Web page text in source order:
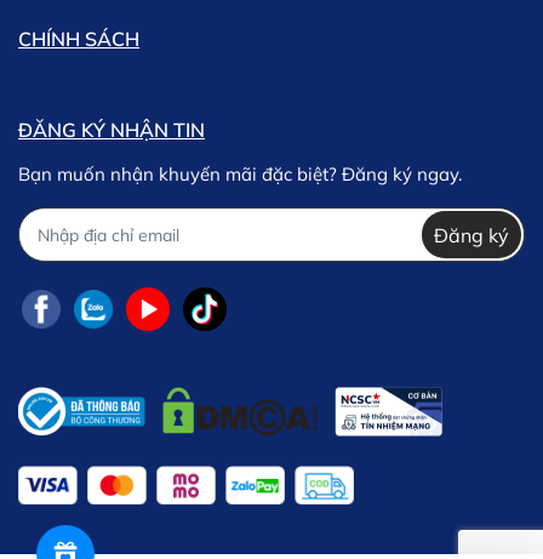
CHÍNH SÁCH
ĐĂNG KÝ NHẬN TIN
Bạn muốn nhận khuyến mãi đặc biệt? Đăng ký ngay.
Đăng ký